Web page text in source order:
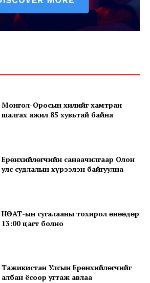
Монгол-Оросын хилийг хамтран
шалгах ажил 85 хувьтай байна
Ерөнхийлөгчийн санаачилгаар Олон
улс судлалын хүрээлэн байгуулна
НӨАТ-ын сугалааны тохирол өнөөдөр
13:00 цагт болно
Тажикистан Улсын Ерөнхийлөгчийг
албан ёсоор угтаж авлаа